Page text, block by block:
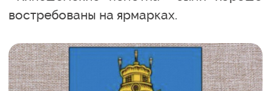
востребованы на ярмарках.